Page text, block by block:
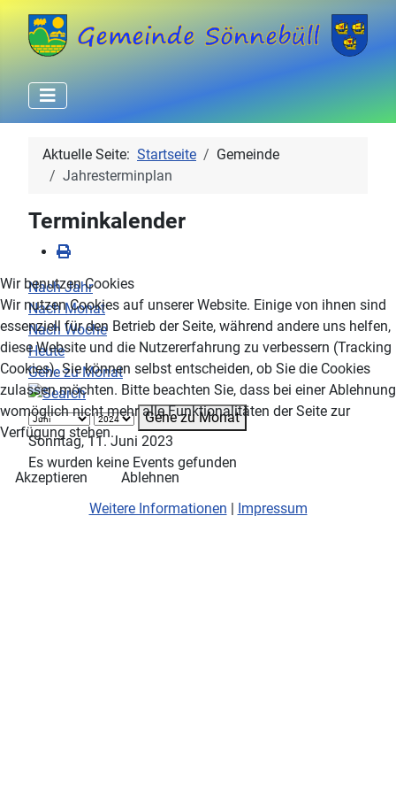
Aktuelle Seite: Startseite
Gemeinde
Jahresterminplan
Terminkalender
Nach Jahr
Nach Monat
Nach Woche
Heute
Gehe zu Monat
Gehe zu Monat
Sonntag, 11. Juni 2023
Es wurden keine Events gefunden
Wir benutzen Cookies
Wir nutzen Cookies auf unserer Website. Einige von ihnen sind
essenziell für den Betrieb der Seite, während andere uns helfen,
diese Website und die Nutzererfahrung zu verbessern (Tracking
Cookies). Sie können selbst entscheiden, ob Sie die Cookies
zulassen möchten. Bitte beachten Sie, dass bei einer Ablehnung
womöglich nicht mehr alle Funktionalitäten der Seite zur
Verfügung stehen.
Akzeptieren
Ablehnen
Weitere Informationen | Impressum